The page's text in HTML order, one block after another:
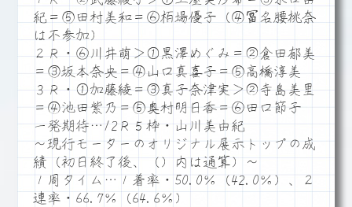
紀＝⑤田村美和＝⑥栢場優子（④冨名腰桃奈
は不参加）
２Ｒ・⑥川井萌＞①黒澤めぐみ＝②倉田郁美
＝③坂本奈央＝④山口真喜子＝⑤高橋淳美
３Ｒ・①加藤綾＝③真子奈津実＞②寺島美里
＝④池田紫乃＝⑤奥村明日香＝⑥田口節子
一発期待…12Ｒ５枠・山川美由紀
～現行モーターのオリジナル展示トップの成
績（初日終了後、（）内は通算）～
１周タイム…１着率・50.0％（42.0％）、２
連率・66.7％（64.6％）